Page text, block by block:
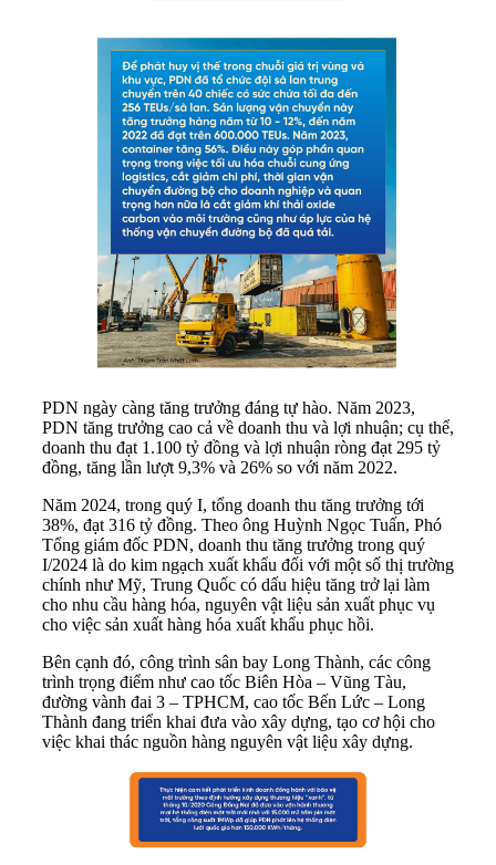
PDN ngày càng tăng trưởng đáng tự hào. Năm 2023,
PDN tăng trưởng cao cả về doanh thu và lợi nhuận; cụ thể,
doanh thu đạt 1.100 tỷ đồng và lợi nhuận ròng đạt 295 tỷ
đồng, tăng lần lượt 9,3% và 26% so với năm 2022.
Năm 2024, trong quý I, tổng doanh thu tăng trưởng tới
38%, đạt 316 tỷ đồng. Theo ông Huỳnh Ngọc Tuấn, Phó
Tổng giám đốc PDN, doanh thu tăng trưởng trong quý
I/2024 là do kim ngạch xuất khẩu đối với một số thị trường
chính như Mỹ, Trung Quốc có dấu hiệu tăng trở lại làm
cho nhu cầu hàng hóa, nguyên vật liệu sản xuất phục vụ
cho việc sản xuất hàng hóa xuất khẩu phục hồi.
Bên cạnh đó, công trình sân bay Long Thành, các công
trình trọng điểm như cao tốc Biên Hòa – Vũng Tàu,
đường vành đai 3 – TPHCM, cao tốc Bến Lức – Long
Thành đang triển khai đưa vào xây dựng, tạo cơ hội cho
việc khai thác nguồn hàng nguyên vật liệu xây dựng.